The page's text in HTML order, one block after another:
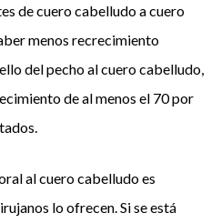
de cuero cabelludo a cuero
menos recrecimiento
del pecho al cuero cabelludo,
de al menos el 70 por
al cuero cabelludo es
lo ofrecen. Si se está